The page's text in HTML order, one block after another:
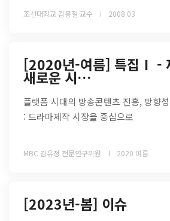
조선대학교 김봉철 교수 2008 03
[2020년-여름] 특집Ⅰ -
새로운 시…
플랫폼 시대의 방송콘텐츠 진흥, 방향
: 드라마제작 시장을 중심으로
MBC 김유정 전문연구위원 2020 여름
[2023년-봄] 이슈